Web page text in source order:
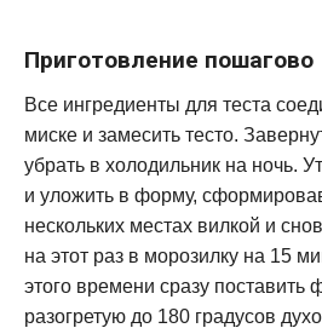
Приготовление пошагово
Все ингредиенты для теста
миске и замесить тесто.
убрать в холодильник на ночь.
и уложить в форму,
нескольких местах вилкой и
на этот раз в морозилку на 15
этого времени сразу поставить
разогретую до 180 градусов